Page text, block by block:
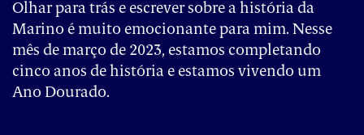
Olhar para trás e escrever sobre a história da
Marino é muito emocionante para mim. Nesse
mês de março de 2023, estamos completando
cinco anos de história e estamos vivendo um
Ano Dourado.